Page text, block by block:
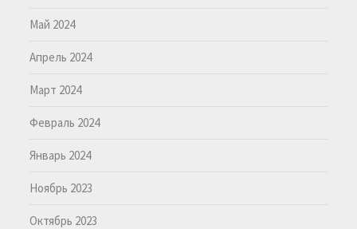
Май 2024
Апрель 2024
Март 2024
Февраль 2024
Январь 2024
Ноябрь 2023
Октябрь 2023